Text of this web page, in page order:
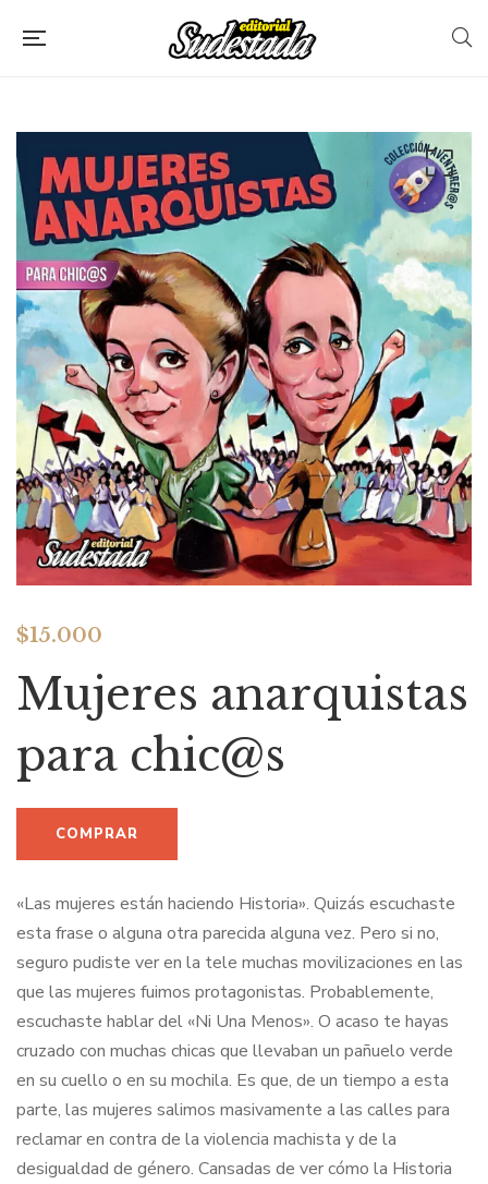
$15.000
Mujeres anarquistas
para chic@s
«Las mujeres están haciendo Historia». Quizás escuchaste
esta frase o alguna otra parecida alguna vez. Pero si no,
seguro pudiste ver en la tele muchas movilizaciones en las
que las mujeres fuimos protagonistas. Probablemente,
escuchaste hablar del «Ni Una Menos». O acaso te hayas
cruzado con muchas chicas que llevaban un pañuelo verde
en su cuello o en su mochila. Es que, de un tiempo a esta
parte, las mujeres salimos masivamente a las calles para
reclamar en contra de la violencia machista y de la
desigualdad de género. Cansadas de ver cómo la Historia